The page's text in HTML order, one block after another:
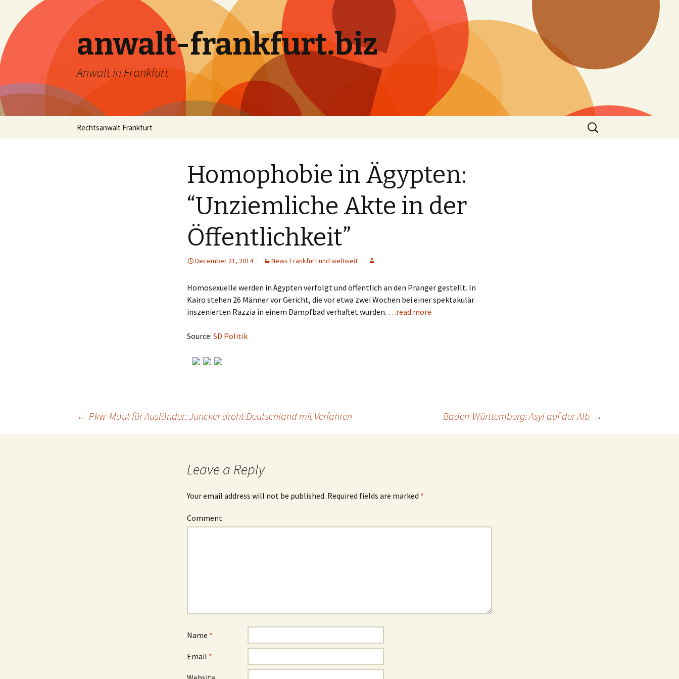
anwalt-frankfurt.biz
Anwalt in Frankfurt
Skip
Rechtsanwalt Frankfurt
Search
for:
Homophobie in Ägypten:
“Unziemliche Akte in der
Öffentlichkeit”
December 21, 2014 News Frankfurt und weltweit
Homosexuelle werden in Ägypten verfolgt und öffentlich an den Pranger gestellt. In
Kairo stehen 26 Männer vor Gericht, die vor etwa zwei Wochen bei einer spektakulär
inszenierten Razzia in einem Dampfbad verhaftet wurden. …read more
Source: SD Politik
Post
← Pkw-Maut für Ausländer: Juncker droht Deutschland mit Verfahren Baden-Württemberg: Asyl auf der Alb →
Leave a Reply
Your email address will not be published. Required fields are marked *
Comment
Name *
Email *